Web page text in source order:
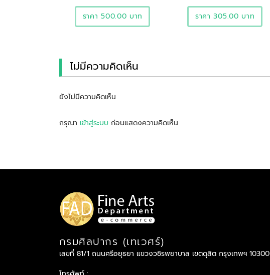
ราคา 500.00 บาท ราคา 305.00 บาท
ไม่มีความคิดเห็น
ยังไม่มีความคิดเห็น
กรุณา เข้าสู่ระบบ ก่อนแสดงความคิดเห็น
กรมศิลปากร (เทเวศร์)
เลขที่ 81/1 ถนนศรีอยุธยา แขวงวชิรพยาบาล เขตดุสิต กรุงเทพฯ 10300